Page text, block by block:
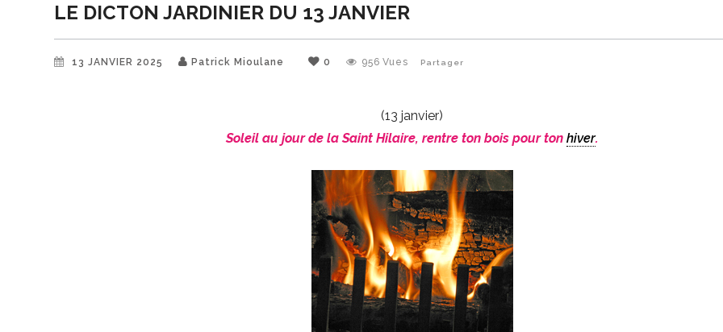
LE DICTON JARDINIER DU 13 JANVIER
13 JANVIER 2025 Patrick Mioulane 0 956 Vues Partager
(13 janvier)
Soleil au jour de la Saint Hilaire, rentre ton bois pour ton hiver.